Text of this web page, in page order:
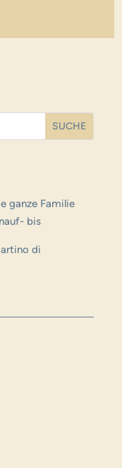
ganze Familie
bis
di